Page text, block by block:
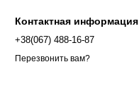
Контактная информация
+38(067) 488-16-87
Перезвонить вам?